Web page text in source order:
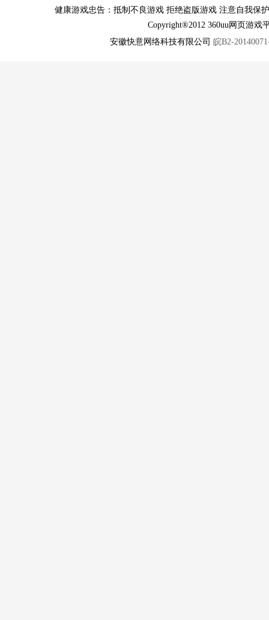
健康游戏忠告：抵制不良游戏 拒绝盗版游戏 注意自我保
Copyright®2012 360uu网页游
安徽快意网络科技有限公司 皖B2-